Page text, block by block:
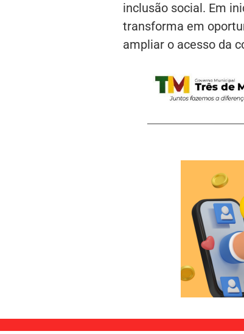
inclusão social. Em
transforma em
ampliar o acesso da